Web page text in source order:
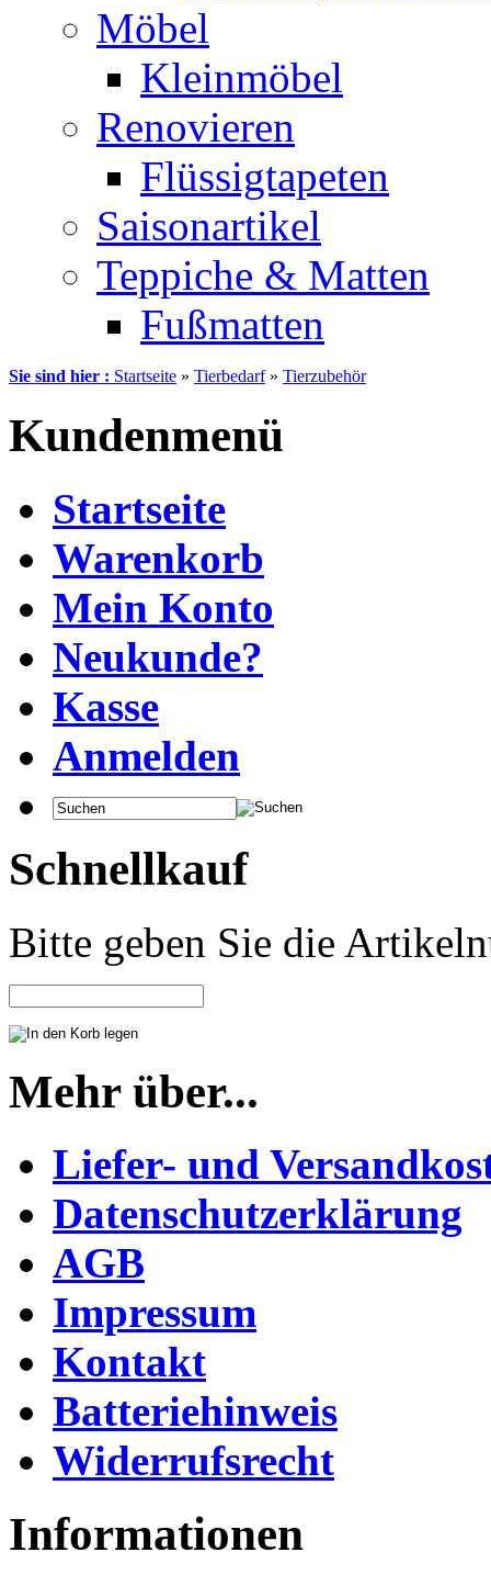
Möbel
Kleinmöbel
Renovieren
Flüssigtapeten
Saisonartikel
Teppiche & Matten
Fußmatten
Sie sind hier : Startseite » Tierbedarf» Tierzubehör
Kundenmenü
Startseite
Warenkorb
Mein Konto
Neukunde?
Kasse
Anmelden
Schnellkauf
Bitte geben Sie die
Mehr über...
Liefer- und
Datenschutzerklärung
AGB
Impressum
Kontakt
Batteriehinweis
Widerrufsrecht
Informationen